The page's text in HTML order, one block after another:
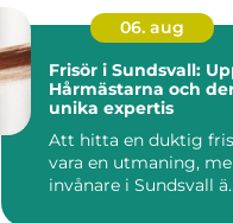
06. aug
Frisör i Sundsvall:
Hårmästarna och
unika expertis
Att hitta en duktig
vara en utmaning,
invånare i Sundsvall